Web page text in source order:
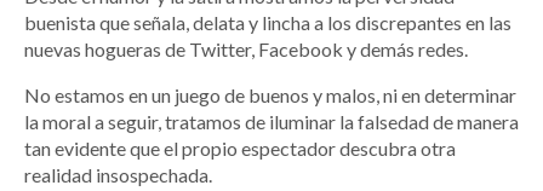
buenista que señala, delata y lincha a los discrepantes en las
nuevas hogueras de Twitter, Facebook y demás redes.
No estamos en un juego de buenos y malos, ni en determinar
la moral a seguir, tratamos de iluminar la falsedad de manera
tan evidente que el propio espectador descubra otra
realidad insospechada.